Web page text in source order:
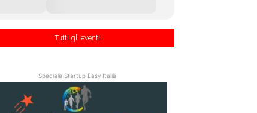
Tutti gli eventi
Speciale Startup Easy Italia